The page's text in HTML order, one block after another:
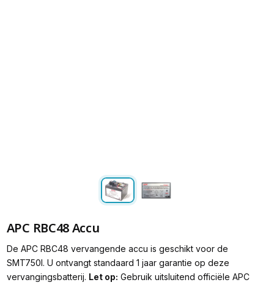
APC RBC48 Accu
De APC RBC48 vervangende accu is geschikt voor de
SMT750I. U ontvangt standaard 1 jaar garantie op deze
vervangingsbatterij. Let op: Gebruik uitsluitend officiële APC